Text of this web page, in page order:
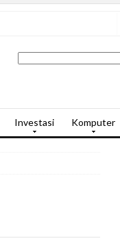
Investasi Komputer